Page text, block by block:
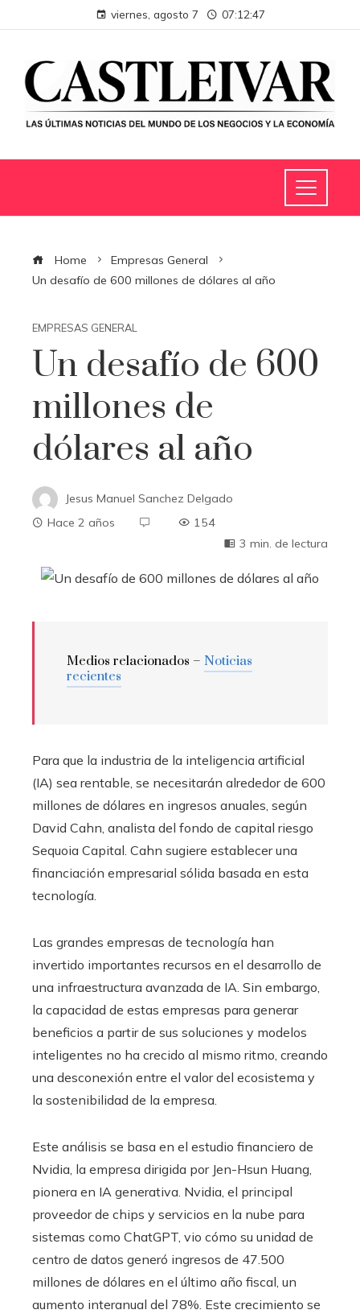
viernes, agosto 7 07:12:48
Home
Empresas General
Un desafío de 600 millones de dólares al año
EMPRESAS GENERAL
Un desafío de 600
millones de
dólares al año
Jesus Manuel Sanchez Delgado
Hace 2 años
154
3 min. de lectura
Medios relacionados – Noticias
recientes
Para que la industria de la inteligencia artificial
(IA) sea rentable, se necesitarán alrededor de 600
millones de dólares en ingresos anuales, según
David Cahn, analista del fondo de capital riesgo
Sequoia Capital. Cahn sugiere establecer una
financiación empresarial sólida basada en esta
tecnología.
Las grandes empresas de tecnología han
invertido importantes recursos en el desarrollo de
una infraestructura avanzada de IA. Sin embargo,
la capacidad de estas empresas para generar
beneficios a partir de sus soluciones y modelos
inteligentes no ha crecido al mismo ritmo, creando
una desconexión entre el valor del ecosistema y
la sostenibilidad de la empresa.
Este análisis se basa en el estudio financiero de
Nvidia, la empresa dirigida por Jen-Hsun Huang,
pionera en IA generativa. Nvidia, el principal
proveedor de chips y servicios en la nube para
sistemas como ChatGPT, vio cómo su unidad de
centro de datos generó ingresos de 47.500
millones de dólares en el último año fiscal, un
aumento interanual del 78%. Este crecimiento se